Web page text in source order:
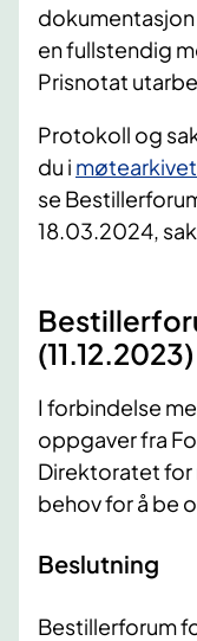
en fullstendig
Prisnotat
Protokoll og
du i
se
18.03.2024 ,
(11.12.2023)
I forbindelse
oppgaver fra
Direktoratet
behov for å be
Beslutning
Bestillerforum